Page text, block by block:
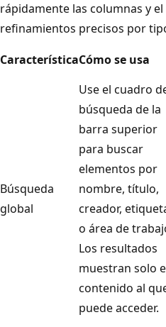
rápidamente las columnas y
refinamientos precisos por
CaracterísticaCómo se usa
Búsqueda
global
Use el cuadro
búsqueda de la
barra superior
para buscar
elementos por
nombre, título,
creador,
o área de
Los resultados
muestran solo
contenido al
puede acceder.